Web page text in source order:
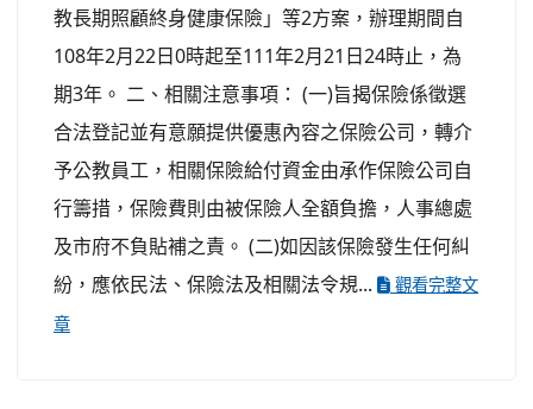
教長期照顧終身健康保險」等2方案，辦理期間自
108年2月22日0時起至111年2月21日24時止，為
期3年。 二、相關注意事項： (一)旨揭保險係徵選
合法登記並有意願提供優惠內容之保險公司，轉介
予公教員工，相關保險給付資金由承作保險公司自
行籌措，保險費則由被保險人全額負擔，人事總處
及市府不負貼補之責。 (二)如因該保險發生任何糾
紛，應依民法、保險法及相關法令規...
觀看完整文
章